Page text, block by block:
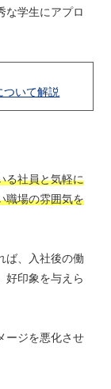
な学生にアプロ
いて解説
る社員と気軽に
職場の雰囲気を
ば、入社後の働
好印象を与えら
ージを悪化させ